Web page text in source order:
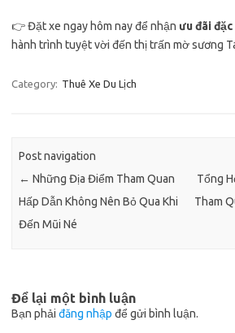
👉 Đặt xe ngay hôm nay để nhận ưu đãi
hành trình tuyệt vời đến thị trấn mờ sương
Category: Thuê Xe Du Lịch
Post navigation
← Những Địa Điểm Tham Quan
Hấp Dẫn Không Nên Bỏ Qua Khi
Đến Mũi Né
Tổng
Tham
Để lại một bình luận
Bạn phải đăng nhập để gửi bình luận.